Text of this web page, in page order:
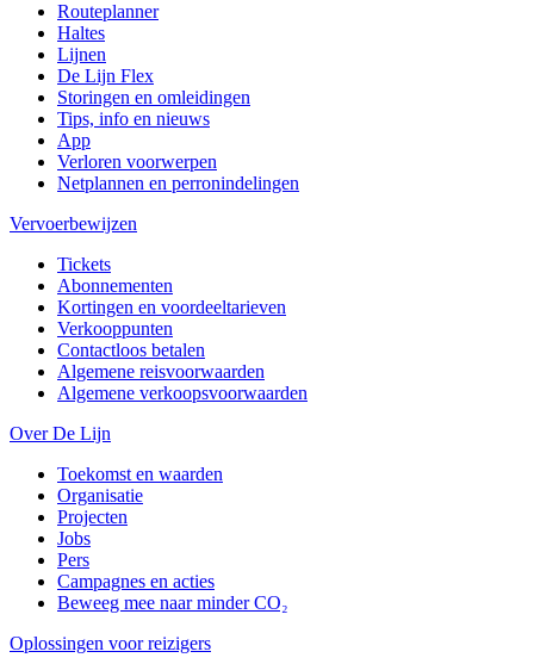
Routeplanner
Haltes
Lijnen
De Lijn Flex
Storingen en omleidingen
Tips, info en nieuws
App
Verloren voorwerpen
Netplannen en perronindelingen
Vervoerbewijzen
Tickets
Abonnementen
Kortingen en voordeeltarieven
Verkooppunten
Contactloos betalen
Algemene reisvoorwaarden
Algemene verkoopsvoorwaarden
Over De Lijn
Toekomst en waarden
Organisatie
Projecten
Jobs
Pers
Campagnes en acties
Beweeg mee naar minder CO₂
Oplossingen voor reizigers